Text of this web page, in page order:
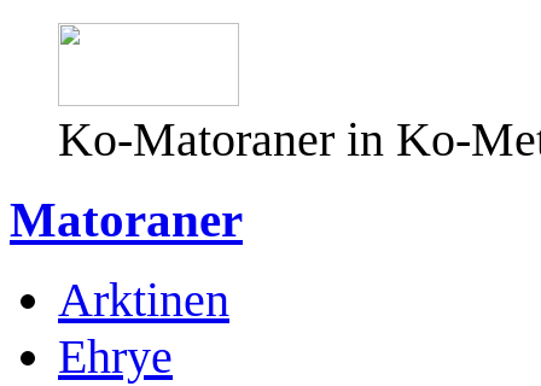
Ko-Matoraner in Ko-
Matoraner
Arktinen
Ehrye